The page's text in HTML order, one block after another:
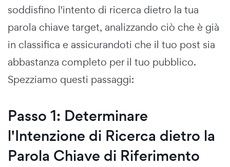
soddisfino l'intento di ricerca dietro la tua
parola chiave target, analizzando ciò che è già
in classifica e assicurandoti che il tuo post sia
abbastanza completo per il tuo pubblico.
Spezziamo questi passaggi:
Passo 1: Determinare
l'Intenzione di Ricerca dietro la
Parola Chiave di Riferimento